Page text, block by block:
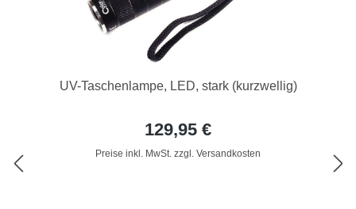
UV-Taschenlampe, LED, stark (kurzwellig)
129,95 €
Preise inkl. MwSt. zzgl. Versandkosten